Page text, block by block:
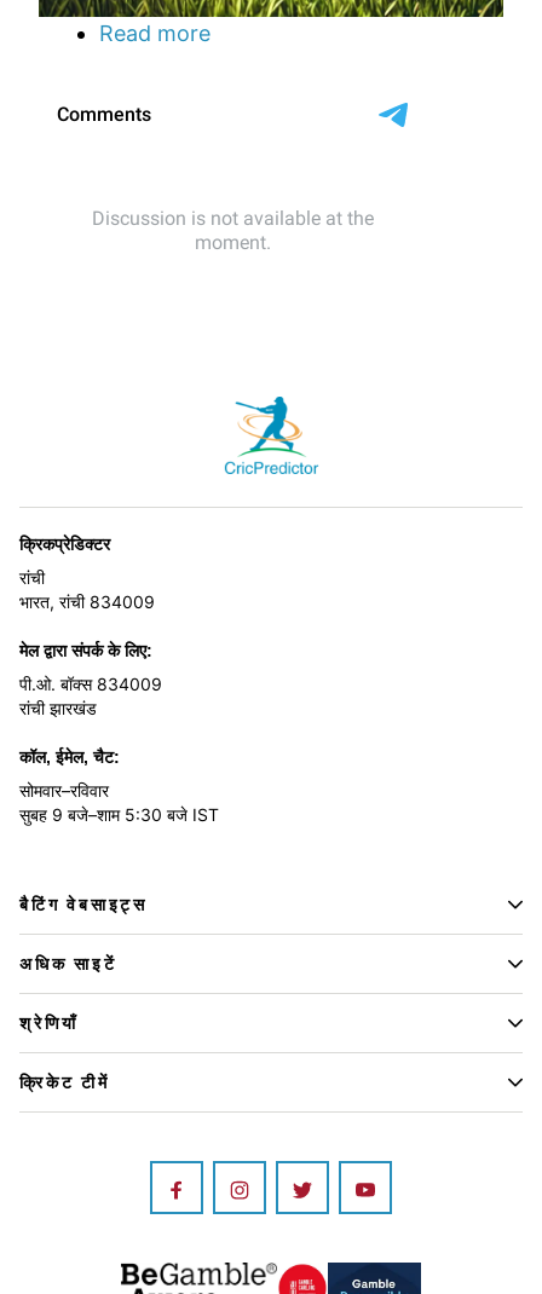
Read more
खेल
दिया
क्रिकप्रेडिक्टर
रांची
भारत, रांची 834009
मेल द्वारा संपर्क के लिए:
पी.ओ. बॉक्स 834009
रांची झारखंड
कॉल, ईमेल, चैट:
सोमवार–रविवार
सुबह 9 बजे–शाम 5:30 बजे IST
बैटिंग वेबसाइट्स
अधिक साइटें
श्रेणियाँ
क्रिकेट टीमें
Image Image Image